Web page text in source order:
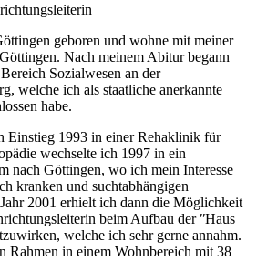
geboren und wohne mit meiner
Nach meinem Abitur begann
Sozialwesen an der
welche ich als staatliche anerkannte
habe.
Einstieg 1993 in einer Rehaklinik für
wechselte ich 1997 in ein
nach Göttingen, wo ich mein Interesse
kranken und suchtabhängigen
2001 erhielt ich dann die Möglichkeit
beim Aufbau der ʺHaus
welche ich sehr gerne annahm.
Rahmen in einem Wohnbereich mit 38